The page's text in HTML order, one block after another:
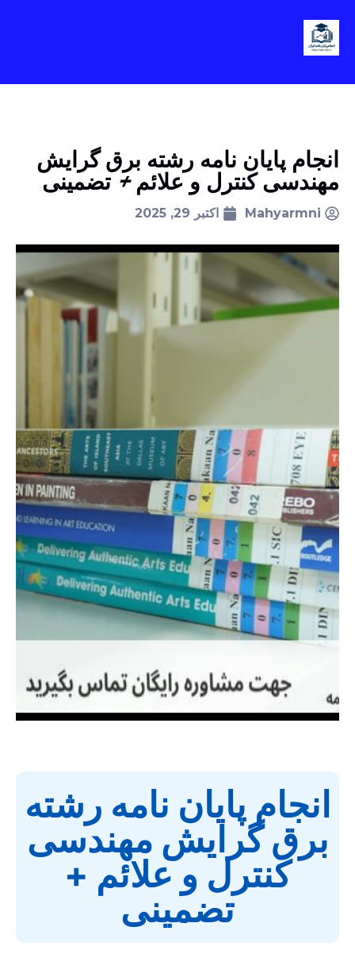
انجام پایان نامه رشته برق گرایش
مهندسی کنترل و علائم + تضمینی
Mahyarmni اکتبر 29, 2025
انجام پایان نامه رشته
برق گرایش مهندسی
کنترل و علائم +
تضمینی